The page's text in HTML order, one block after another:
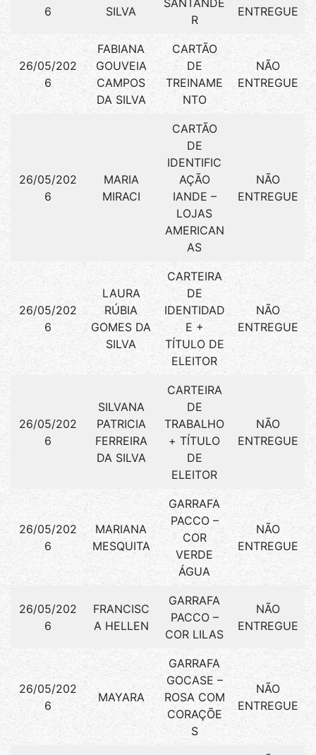
6
SILVA
SANTANDE
R
ENTREGUE
26/05/202
6
FABIANA
GOUVEIA
CAMPOS
DA SILVA
CARTÃO
DE
TREINAME
NTO
NÃO
ENTREGUE
26/05/202
6
MARIA
MIRACI
CARTÃO
DE
IDENTIFIC
AÇÃO
IANDE –
LOJAS
AMERICAN
AS
NÃO
ENTREGUE
26/05/202
6
LAURA
RÚBIA
GOMES DA
SILVA
CARTEIRA
DE
IDENTIDAD
E +
TÍTULO DE
ELEITOR
NÃO
ENTREGUE
26/05/202
6
SILVANA
PATRICIA
FERREIRA
DA SILVA
CARTEIRA
DE
TRABALHO
+ TÍTULO
DE
ELEITOR
NÃO
ENTREGUE
26/05/202
6
MARIANA
MESQUITA
GARRAFA
PACCO –
COR
VERDE
ÁGUA
NÃO
ENTREGUE
26/05/202
6
FRANCISC
A HELLEN
GARRAFA
PACCO –
COR LILAS
NÃO
ENTREGUE
26/05/202
6
MAYARA
GARRAFA
GOCASE –
ROSA COM
CORAÇÕE
S
NÃO
ENTREGUE